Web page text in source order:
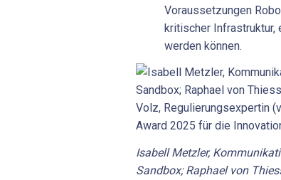
Voraussetzungen
kritischer Infrastruktur,
werden können.
Isabell Metzler,
Sandbox; Raphael von